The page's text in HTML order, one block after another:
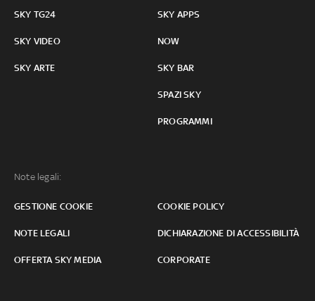
SKY TG24
SKY VIDEO
SKY ARTE
SKY APPS
NOW
SKY BAR
SPAZI SKY
PROGRAMMI
Note legali:
GESTIONE COOKIE COOKIE POLICY
NOTE LEGALI DICHIARAZIONE DI ACCESSIBILITÀ
OFFERTA SKY MEDIA CORPORATE